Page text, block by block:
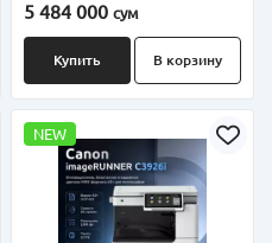
5 484 000 сум
Купить В корзину
NEW